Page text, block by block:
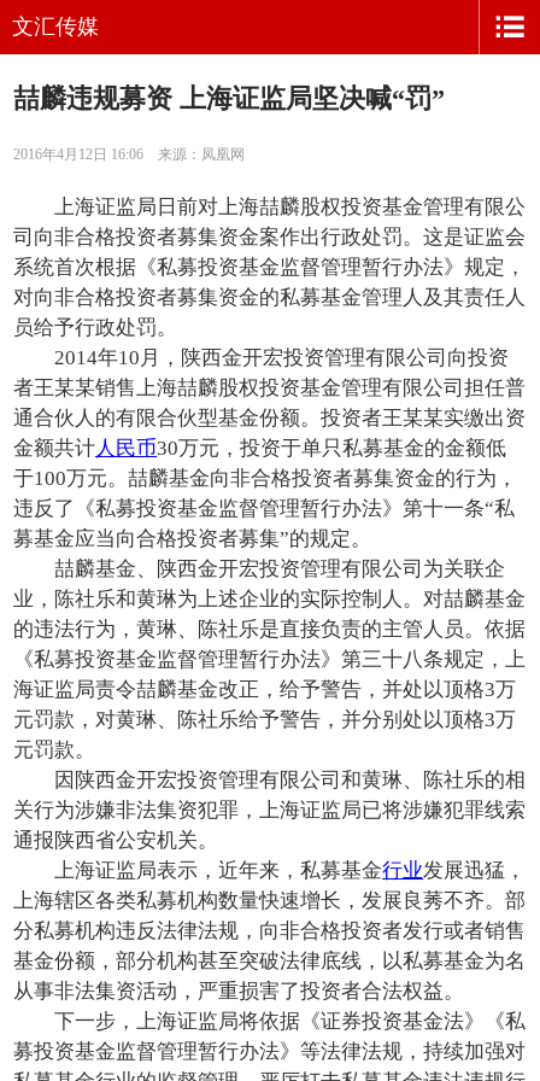
文汇传媒
喆麟违规募资 上海证监局坚决喊“罚”
2016年4月12日 16:06 来源：凤凰网
上海证监局日前对上海喆麟股权投资基金管理有限公
司向非合格投资者募集资金案作出行政处罚。这是证监会
系统首次根据《私募投资基金监督管理暂行办法》规定，
对向非合格投资者募集资金的私募基金管理人及其责任人
员给予行政处罚。
2014年10月，陕西金开宏投资管理有限公司向投资
者王某某销售上海喆麟股权投资基金管理有限公司担任普
通合伙人的有限合伙型基金份额。投资者王某某实缴出资
金额共计人民币30万元，投资于单只私募基金的金额低
于100万元。喆麟基金向非合格投资者募集资金的行为，
违反了《私募投资基金监督管理暂行办法》第十一条“私
募基金应当向合格投资者募集”的规定。
喆麟基金、陕西金开宏投资管理有限公司为关联企
业，陈社乐和黄琳为上述企业的实际控制人。对喆麟基金
的违法行为，黄琳、陈社乐是直接负责的主管人员。依据
《私募投资基金监督管理暂行办法》第三十八条规定，上
海证监局责令喆麟基金改正，给予警告，并处以顶格3万
元罚款，对黄琳、陈社乐给予警告，并分别处以顶格3万
元罚款。
因陕西金开宏投资管理有限公司和黄琳、陈社乐的相
关行为涉嫌非法集资犯罪，上海证监局已将涉嫌犯罪线索
通报陕西省公安机关。
上海证监局表示，近年来，私募基金行业发展迅猛，
上海辖区各类私募机构数量快速增长，发展良莠不齐。部
分私募机构违反法律法规，向非合格投资者发行或者销售
基金份额，部分机构甚至突破法律底线，以私募基金为名
从事非法集资活动，严重损害了投资者合法权益。
下一步，上海证监局将依据《证券投资基金法》《私
募投资基金监督管理暂行办法》等法律法规，持续加强对